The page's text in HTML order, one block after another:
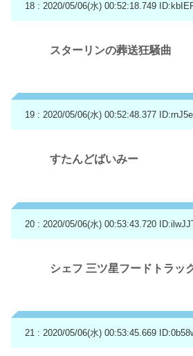
18 : 2020/05/06(水) 00:52:18.749
スターリンの葬送狂騒曲
19 : 2020/05/06(水) 00:52:48.377
すたんどばいみー
20 : 2020/05/06(水) 00:53:43.720
シェフ 三ツ星フードトラッ
21 : 2020/05/06(水) 00:53:45.669